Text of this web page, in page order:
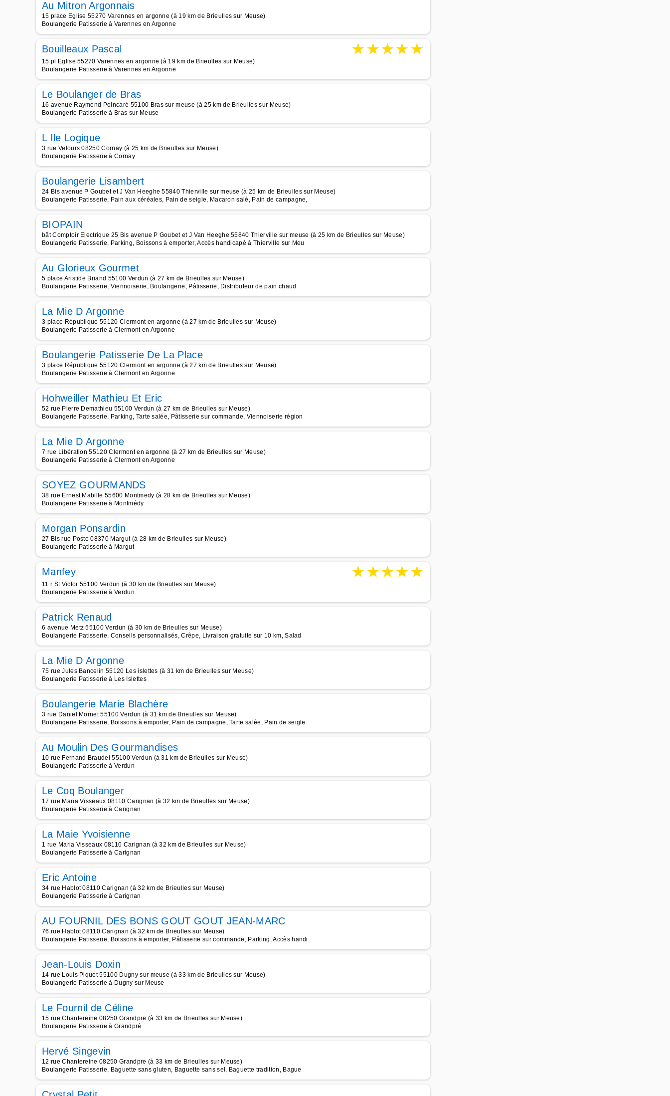
Au Mitron Argonnais
15 place Eglise 55270 Varennes en argonne (à 19 km de Brieulles sur Meuse)
Boulangerie Patisserie à Varennes en Argonne
Bouilleaux Pascal ★★★★★
15 pl Eglise 55270 Varennes en argonne (à 19 km de Brieulles sur Meuse)
Boulangerie Patisserie à Varennes en Argonne
Le Boulanger de Bras
16 avenue Raymond Poincaré 55100 Bras sur meuse (à 25 km de Brieulles sur Meuse)
Boulangerie Patisserie à Bras sur Meuse
L Ile Logique
3 rue Velours 08250 Cornay (à 25 km de Brieulles sur Meuse)
Boulangerie Patisserie à Cornay
Boulangerie Lisambert
24 Bis avenue P Goubet et J Van Heeghe 55840 Thierville sur meuse (à 25 km de Brieulles sur Meuse)
Boulangerie Patisserie, Pain aux céréales, Pain de seigle, Macaron salé, Pain de campagne,
BIOPAIN
bât Comptoir Electrique 25 Bis avenue P Goubet et J Van Heeghe 55840 Thierville sur meuse (à 25 km de Brieulles sur Meuse)
Boulangerie Patisserie, Parking, Boissons à emporter, Accès handicapé à Thierville sur Meu
Au Glorieux Gourmet
5 place Aristide Briand 55100 Verdun (à 27 km de Brieulles sur Meuse)
Boulangerie Patisserie, Viennoiserie, Boulangerie, Pâtisserie, Distributeur de pain chaud
La Mie D Argonne
3 place République 55120 Clermont en argonne (à 27 km de Brieulles sur Meuse)
Boulangerie Patisserie à Clermont en Argonne
Boulangerie Patisserie De La Place
3 place République 55120 Clermont en argonne (à 27 km de Brieulles sur Meuse)
Boulangerie Patisserie à Clermont en Argonne
Hohweiller Mathieu Et Eric
52 rue Pierre Demathieu 55100 Verdun (à 27 km de Brieulles sur Meuse)
Boulangerie Patisserie, Parking, Tarte salée, Pâtisserie sur commande, Viennoiserie région
La Mie D Argonne
7 rue Libération 55120 Clermont en argonne (à 27 km de Brieulles sur Meuse)
Boulangerie Patisserie à Clermont en Argonne
SOYEZ GOURMANDS
38 rue Ernest Mabille 55600 Montmedy (à 28 km de Brieulles sur Meuse)
Boulangerie Patisserie à Montmédy
Morgan Ponsardin
27 Bis rue Poste 08370 Margut (à 28 km de Brieulles sur Meuse)
Boulangerie Patisserie à Margut
Manfey ★★★★★
11 r St Victor 55100 Verdun (à 30 km de Brieulles sur Meuse)
Boulangerie Patisserie à Verdun
Patrick Renaud
6 avenue Metz 55100 Verdun (à 30 km de Brieulles sur Meuse)
Boulangerie Patisserie, Conseils personnalisés, Crêpe, Livraison gratuite sur 10 km, Salad
La Mie D Argonne
75 rue Jules Bancelin 55120 Les islettes (à 31 km de Brieulles sur Meuse)
Boulangerie Patisserie à Les Islettes
Boulangerie Marie Blachère
3 rue Daniel Mornet 55100 Verdun (à 31 km de Brieulles sur Meuse)
Boulangerie Patisserie, Boissons à emporter, Pain de campagne, Tarte salée, Pain de seigle
Au Moulin Des Gourmandises
10 rue Fernand Braudel 55100 Verdun (à 31 km de Brieulles sur Meuse)
Boulangerie Patisserie à Verdun
Le Coq Boulanger
17 rue Maria Visseaux 08110 Carignan (à 32 km de Brieulles sur Meuse)
Boulangerie Patisserie à Carignan
La Maie Yvoisienne
1 rue Maria Visseaux 08110 Carignan (à 32 km de Brieulles sur Meuse)
Boulangerie Patisserie à Carignan
Eric Antoine
34 rue Hablot 08110 Carignan (à 32 km de Brieulles sur Meuse)
Boulangerie Patisserie à Carignan
AU FOURNIL DES BONS GOUT GOUT JEAN-MARC
76 rue Hablot 08110 Carignan (à 32 km de Brieulles sur Meuse)
Boulangerie Patisserie, Boissons à emporter, Pâtisserie sur commande, Parking, Accès handi
Jean-Louis Doxin
14 rue Louis Piquet 55100 Dugny sur meuse (à 33 km de Brieulles sur Meuse)
Boulangerie Patisserie à Dugny sur Meuse
Le Fournil de Céline
15 rue Chantereine 08250 Grandpre (à 33 km de Brieulles sur Meuse)
Boulangerie Patisserie à Grandpré
Hervé Singevin
12 rue Chantereine 08250 Grandpre (à 33 km de Brieulles sur Meuse)
Boulangerie Patisserie, Baguette sans gluten, Baguette sans sel, Baguette tradition, Bague